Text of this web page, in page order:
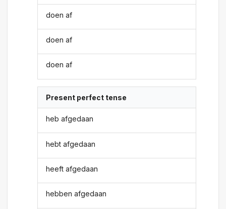
doen af
doen af
doen af
Present perfect tense
heb afgedaan
hebt afgedaan
heeft afgedaan
hebben afgedaan